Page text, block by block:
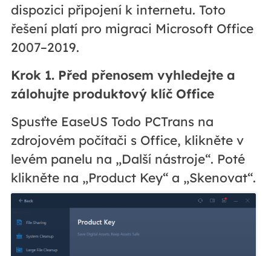
dispozici připojení k internetu. Toto
řešení platí pro migraci Microsoft Office
2007–2019.
Krok 1. Před přenosem vyhledejte a
zálohujte produktový klíč Office
Spusťte EaseUS Todo PCTrans na
zdrojovém počítači s Office, klikněte v
levém panelu na „Další nástroje“. Poté
klikněte na „Product Key“ a „Skenovat“.